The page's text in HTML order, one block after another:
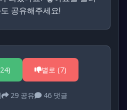
공유해주세요!
) 별로 (7)
29 공유 46 댓글